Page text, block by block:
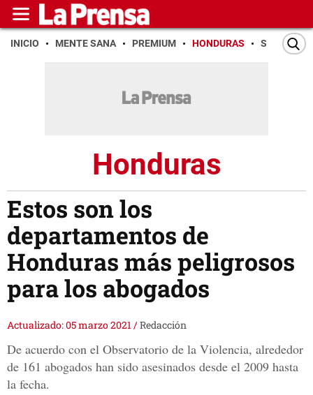
INICIO MENTE SANA PREMIUM HONDURAS SAN PEDRO
Honduras
Estos son los
departamentos de
Honduras más peligrosos
para los abogados
Actualizado: 05 marzo 2021/Redacción
De acuerdo con el Observatorio de la Violencia, alrededor
de 161 abogados han sido asesinados desde el 2009 hasta
la fecha.